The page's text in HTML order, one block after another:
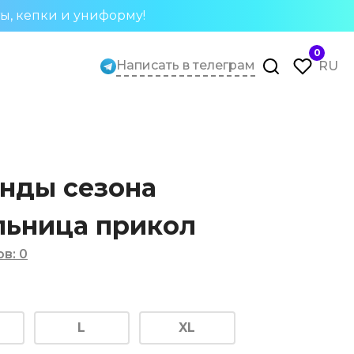
кепки и униформу!
Написать в телеграм
0
RU
сезона
прикол
: 0
L XL